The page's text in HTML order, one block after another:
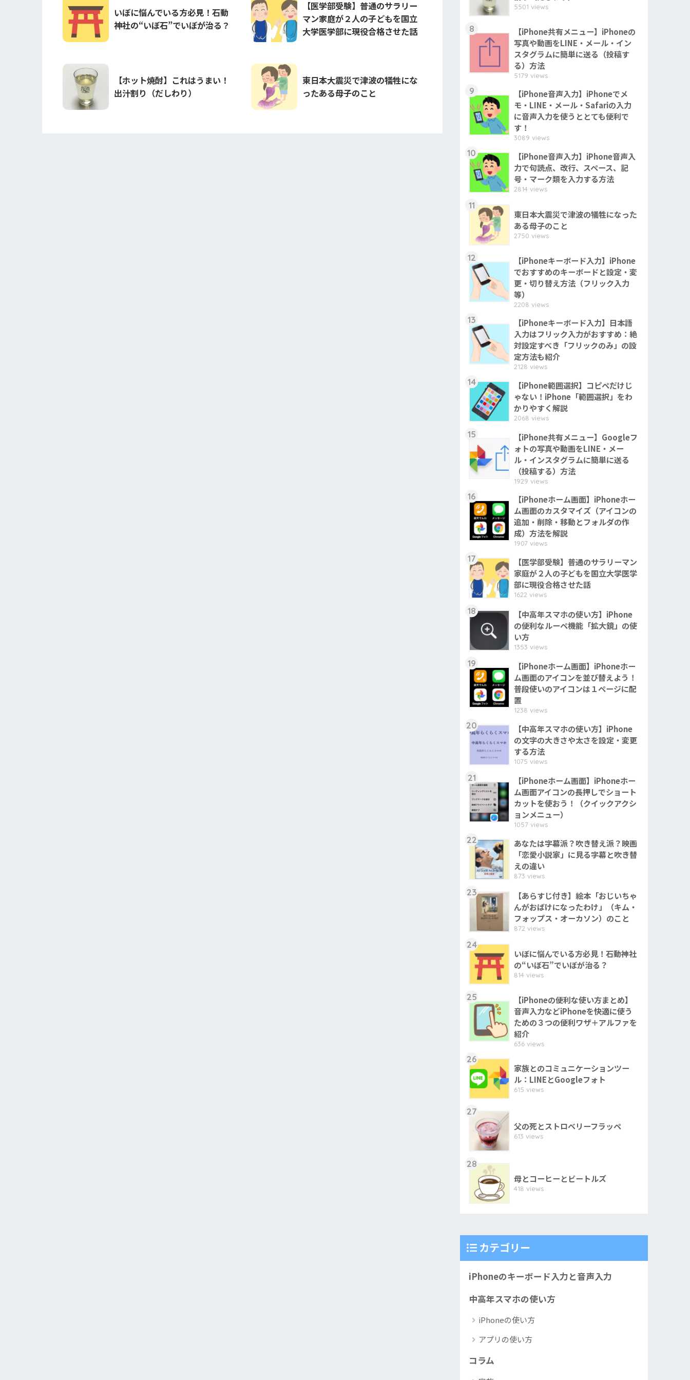
いぼに悩んでいる方必見！石動
神社の“いぼ石”でいぼが治る？
【医学部受験】普通のサラリー
マン家庭が２人の子どもを国立
大学医学部に現役合格させた話
【ホット焼酎】これはうまい！
出汁割り（だしわり）
東日本大震災で津波の犠牲にな
ったある母子のこと
5501 views
8
【iPhone共有メニュー】iPhoneの
写真や動画をLINE・メール・イン
スタグラムに簡単に送る（投稿す
る）方法
5179 views
9
【iPhone音声入力】iPhoneでメ
モ・LINE・メール・Safariの入力
に音声入力を使うととても便利で
す！
3089 views
10
【iPhone音声入力】iPhone音声入
力で句読点、改行、スペース、記
号・マーク類を入力する方法
2814 views
11
東日本大震災で津波の犠牲になった
ある母子のこと
2750 views
12
【iPhoneキーボード入力】iPhone
でおすすめのキーボードと設定・変
更・切り替え方法（フリック入力
等）
2208 views
13
【iPhoneキーボード入力】日本語
入力はフリック入力がおすすめ：絶
対設定すべき「フリックのみ」の設
定方法も紹介
2128 views
14
【iPhone範囲選択】コピペだけじ
ゃない！iPhone「範囲選択」をわ
かりやすく解説
2068 views
15
【iPhone共有メニュー】Googleフ
ォトの写真や動画をLINE・メー
ル・インスタグラムに簡単に送る
（投稿する）方法
1929 views
16
【iPhoneホーム画面】iPhoneホー
ム画面のカスタマイズ（アイコンの
追加・削除・移動とフォルダの作
成）方法を解説
1907 views
17
【医学部受験】普通のサラリーマン
家庭が２人の子どもを国立大学医学
部に現役合格させた話
1622 views
18
【中高年スマホの使い方】iPhone
の便利なルーペ機能「拡大鏡」の使
い方
1353 views
19
【iPhoneホーム画面】iPhoneホー
ム画面のアイコンを並び替えよう！
普段使いのアイコンは１ページに配
置
1238 views
20
【中高年スマホの使い方】iPhone
の文字の大きさや太さを設定・変更
する方法
1075 views
21
【iPhoneホーム画面】iPhoneホー
ム画面アイコンの長押しでショート
カットを使おう！（クイックアクシ
ョンメニュー）
1057 views
22
あなたは字幕派？吹き替え派？映画
「恋愛小説家」に見る字幕と吹き替
えの違い
873 views
23
【あらすじ付き】絵本「おじいちゃ
んがおばけになったわけ」（キム・
フォップス・オーカソン）のこと
872 views
24
いぼに悩んでいる方必見！石動神社
の“いぼ石”でいぼが治る？
814 views
25
【iPhoneの便利な使い方まとめ】
音声入力などiPhoneを快適に使う
ための３つの便利ワザ＋アルファを
紹介
636 views
26
家族とのコミュニケーションツー
ル：LINEとGoogleフォト
615 views
27
父の死とストロベリーフラッペ
613 views
28
母とコーヒーとビートルズ
418 views
カテゴリー
iPhoneのキーボード入力と音声入力
中高年スマホの使い方
iPhoneの使い方
アプリの使い方
コラム